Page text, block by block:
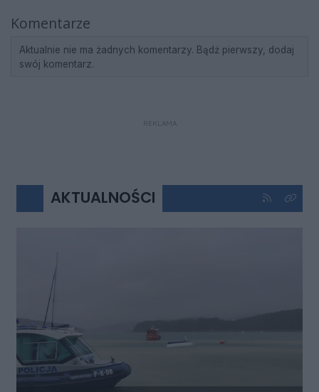
Komentarze
Aktualnie nie ma żadnych komentarzy. Bądź pierwszy, dodaj
swój komentarz.
REKLAMA
AKTUALNOŚCI Kliknij aby
Kliknij